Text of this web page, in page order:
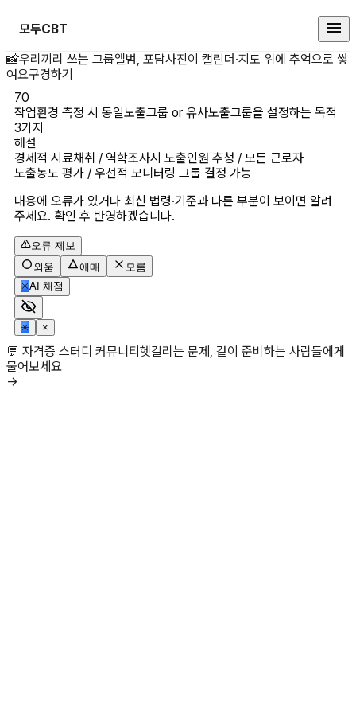
모두CBT
작업환경 측정 시 동일노출그룹 or
📸우리끼리 쓰는 그룹앨범, 포담사진이 캘린더·지도 위에 추억으로 쌓
여요구경하기
70
작업환경 측정 시 동일노출그룹 or 유사노출그룹을 설정하는 목적
3가지
해설
경제적 시료채취 / 역학조사시 노출인원 추청 / 모든 근로자
노출농도 평가 / 우선적 모니터링 그룹 결정 가능
내용에 오류가 있거나 최신 법령·기준과 다른 부분이 보이면 알려
주세요. 확인 후 반영하겠습니다.
오류 제보
외움
애매
모름
✳AI 채점
✳ ×
💬 자격증 스터디 커뮤니티헷갈리는 문제, 같이 준비하는 사람들에게
물어보세요
→